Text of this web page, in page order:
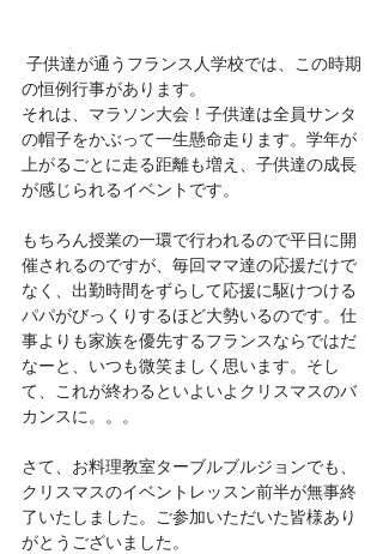
の恒例行事があります。
それは、マラソン大会！子供達は全員サンタ
の帽子をかぶって一生懸命走ります。学年が
上がるごとに走る距離も増え、子供達の成長
が感じられるイベントです。
もちろん授業の一環で行われるので平日に開
催されるのですが、毎回ママ達の応援だけで
なく、出勤時間をずらして応援に駆けつける
パパがびっくりするほど大勢いるのです。仕
事よりも家族を優先するフランスならではだ
なーと、いつも微笑ましく思います。そし
て、これが終わるといよいよクリスマスのバ
カンスに。。。
さて、お料理教室ターブルブルジョンでも、
クリスマスのイベントレッスン前半が無事終
了いたしました。ご参加いただいた皆様あり
がとうございました。